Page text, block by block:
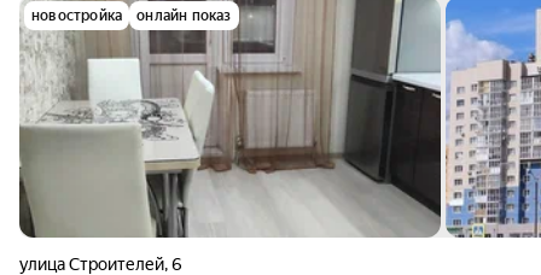
новостройка онлайн показ
улица Строителей,6